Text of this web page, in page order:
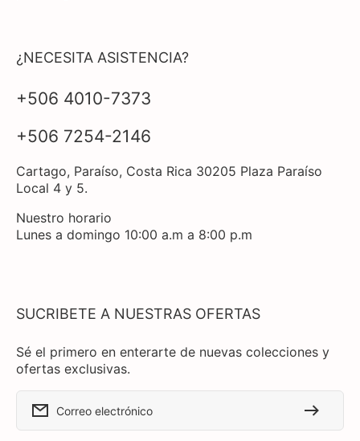
¿NECESITA ASISTENCIA?
+506 4010-7373
+506 7254-2146
Cartago, Paraíso, Costa Rica 30205 Plaza Paraíso
Local 4 y 5.
Nuestro horario
Lunes a domingo 10:00 a.m a 8:00 p.m
SUCRIBETE A NUESTRAS OFERTAS
Sé el primero en enterarte de nuevas colecciones y
ofertas exclusivas.
Correo electrónico